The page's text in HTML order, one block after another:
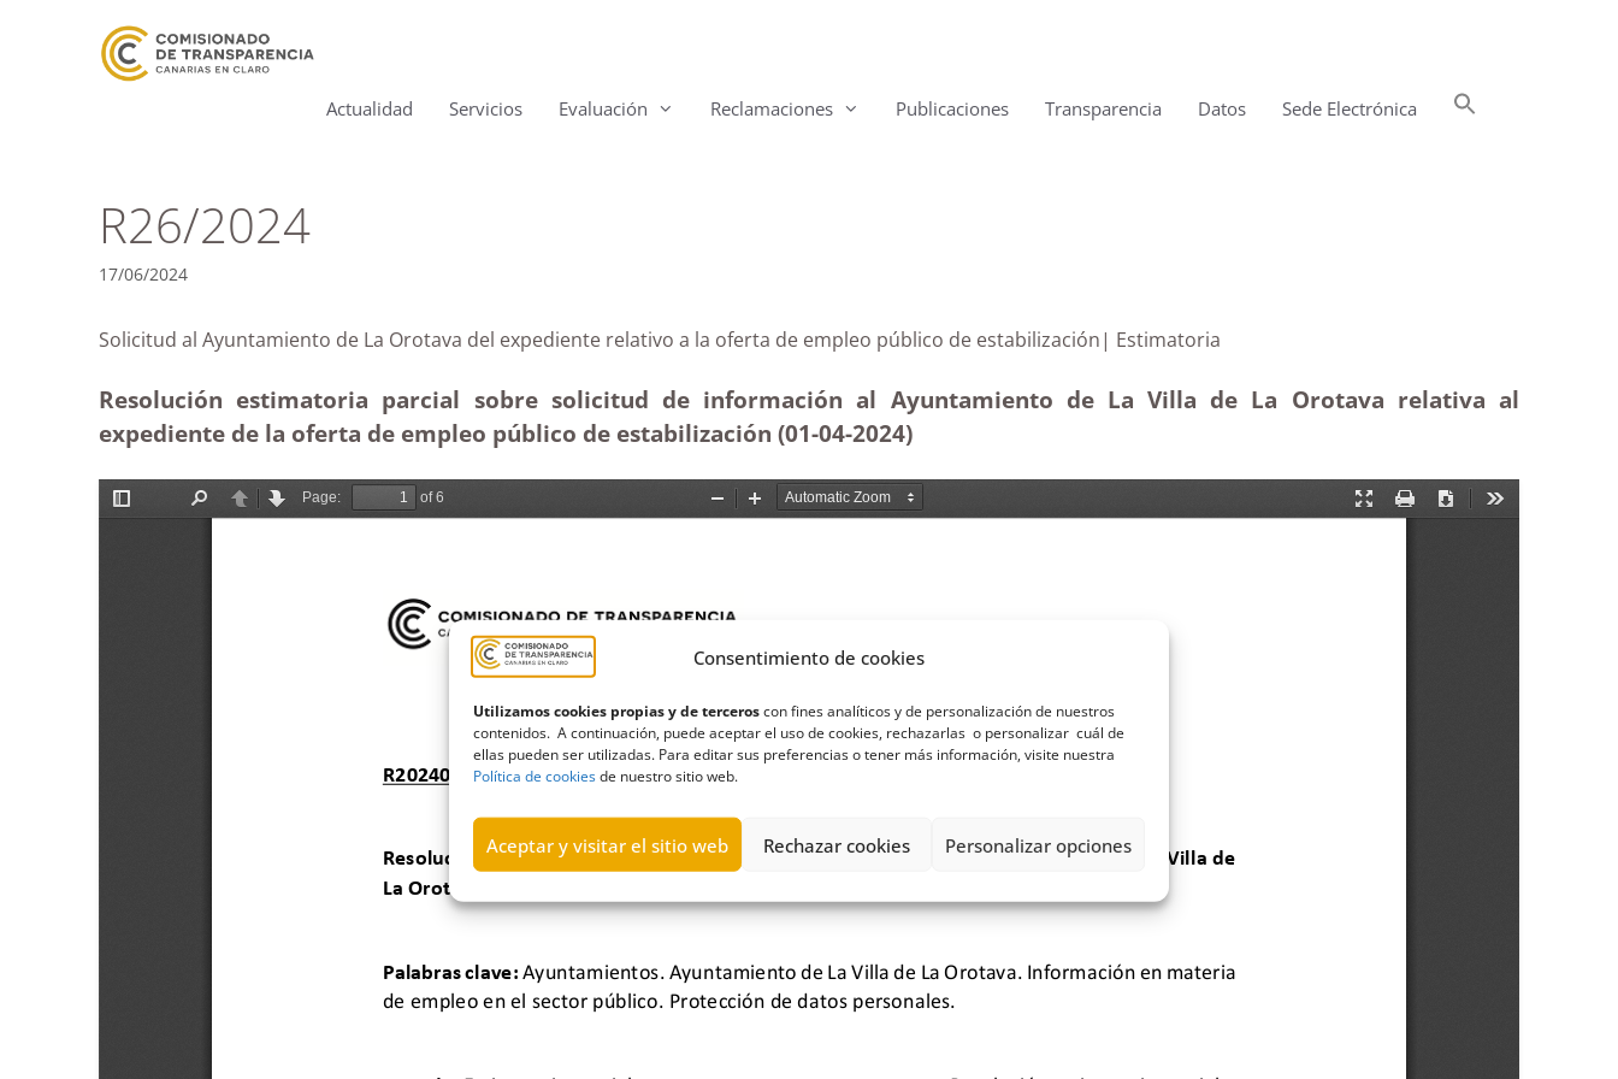
Consentimiento de cookies
Utilizamos cookies propias y de terceroscon fines analíticos y de personalización de nuestros
contenidos. A continuación, puede aceptar el uso de cookies, rechazarlas o personalizar cuál de
ellas pueden ser utilizadas. Para editar sus preferencias o tener más información, visite nuestra
Política de cookiesde nuestro sitio web.
Aceptar y visitar el sitio web Rechazar cookies Personalizar opciones
Actualidad Servicios Evaluación Reclamaciones Publicaciones Transparencia Datos Sede Electrónica
R26/2024
17/06/2024
Solicitud al Ayuntamiento de La Orotava del expediente relativo a la oferta de empleo público de estabilización| Estimatoria
Resolución estimatoria parcial sobre solicitud de información al Ayuntamiento de La Villa de La Orotava relativa al
expediente de la oferta de empleo público de estabilización (01-04-2024)